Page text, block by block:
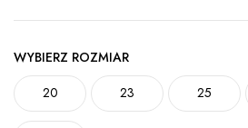
WYBIERZ ROZMIAR
20
23 25